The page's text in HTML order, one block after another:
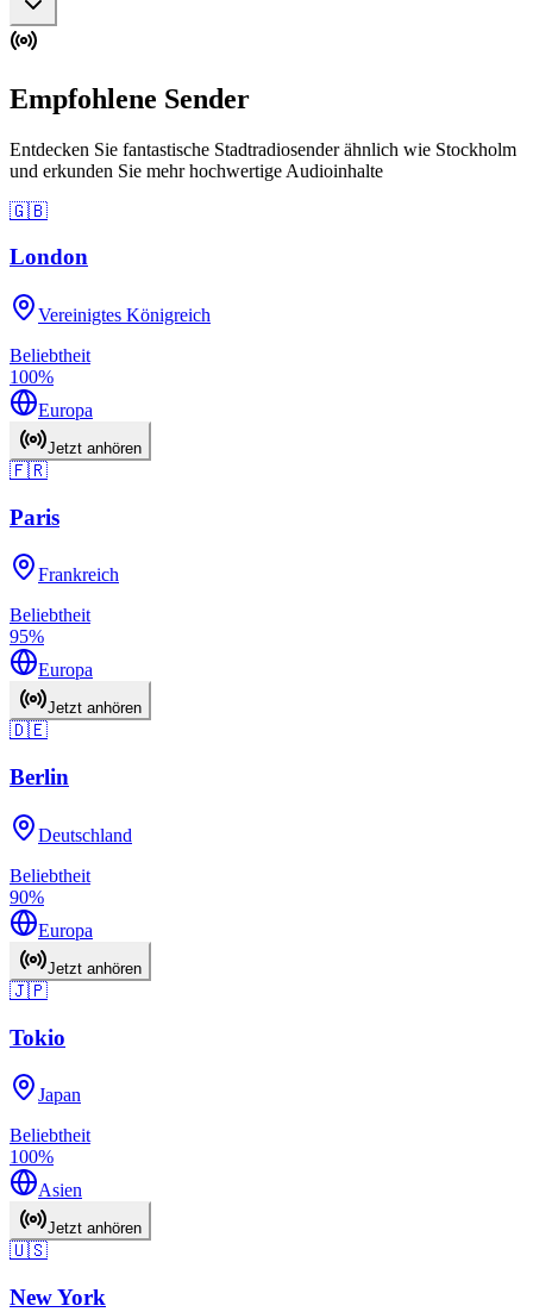
Empfohlene Sender
Entdecken Sie fantastische Stadtradiosender ähnlich wie Stockholm
und erkunden Sie mehr hochwertige Audioinhalte
🇬🇧
London
Vereinigtes Königreich
Beliebtheit
100%
Europa
Jetzt anhören
🇫🇷
Paris
Frankreich
Beliebtheit
95%
Europa
Jetzt anhören
🇩🇪
Berlin
Deutschland
Beliebtheit
90%
Europa
Jetzt anhören
🇯🇵
Tokio
Japan
Beliebtheit
100%
Asien
Jetzt anhören
🇺🇸
New York